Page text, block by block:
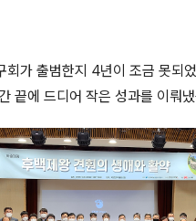
회가 출범한지 4년이 조금 못되
끝에 드디어 작은 성과를 이뤄